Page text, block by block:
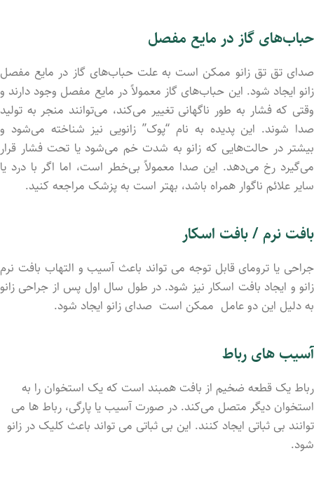
حباب‌های گاز در مایع مفصل
صدای تق تق زانو ممکن است به علت حباب‌های گاز در مایع مفصل
زانو ایجاد شود. این حباب‌های گاز معمولاً در مایع مفصل وجود دارند و
وقتی که فشار به طور ناگهانی تغییر می‌کند، می‌توانند منجر به تولید
صدا شوند. این پدیده به نام “پوک” زانویی نیز شناخته می‌شود و
بیشتر در حالت‌هایی که زانو به شدت خم می‌شود یا تحت فشار قرار
می‌گیرد رخ می‌دهد. این صدا معمولاً بی‌خطر است، اما اگر با درد یا
سایر علائم ناگوار همراه باشد، بهتر است به پزشک مراجعه کنید.
بافت نرم / بافت اسکار
جراحی یا ترومای قابل توجه می تواند باعث آسیب و التهاب بافت نرم
زانو و ایجاد بافت اسکار نیز شود. در طول سال اول پس از جراحی زانو
به دلیل این دو عامل ممکن است صدای زانو ایجاد شود.
آسیب های رباط
رباط یک قطعه ضخیم از بافت همبند است که یک استخوان را به
استخوان دیگر متصل می‌کند. در صورت آسیب یا پارگی، رباط ها می
توانند بی ثباتی ایجاد کنند. این بی ثباتی می تواند باعث کلیک در زانو
شود.